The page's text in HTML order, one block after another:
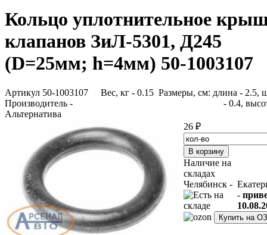
Кольцо уплотнительное
клапанов ЗиЛ-5301, Д245
(D=25мм; h=4мм) 50-1003107
Артикул 50-1003107
Производитель -
Альтернатива
Вес, кг - 0.15 Размеры, см: длина - 2.5,
- 0.4,
26 ₽
Наличие на
складах
Челябинск -
-
Купить на